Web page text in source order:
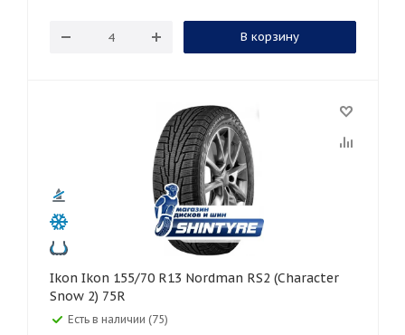
В корзину
Ikon Ikon 155/70 R13 Nordman RS2 (Character
Snow 2) 75R
Есть в наличии (75)